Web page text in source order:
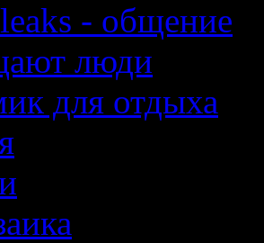
- общение
люди
для отдыха